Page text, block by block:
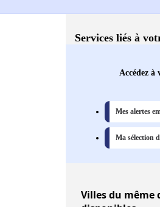
Services liés à
Accédez à
Mes alertes
Ma sélection
Villesdu même